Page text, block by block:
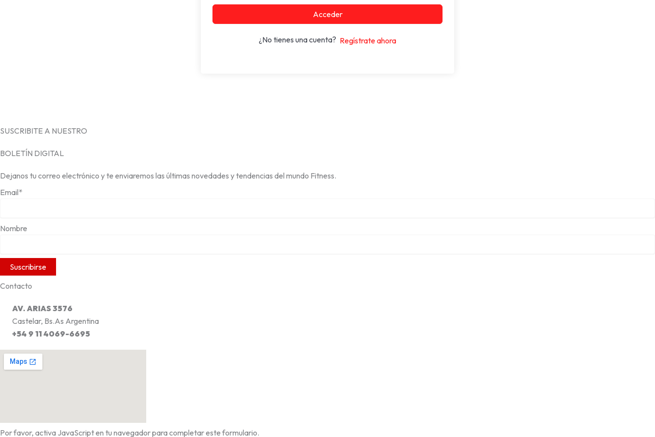
Acceder
¿No tienes una cuenta? Regístrate ahora
SUSCRIBITE A NUESTRO
BOLETÍN DIGITAL
Dejanos tu correo electrónico y te enviaremos las últimas novedades y tendencias del mundo Fitness.
Email*
Nombre
Contacto
AV. ARIAS 3576
Castelar, Bs.As Argentina
+54 9 11 4069-6695
Por favor, activa JavaScript en tu navegador para completar este formulario.